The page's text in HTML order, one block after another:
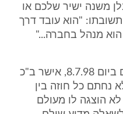
משנה ישיר שלכם או
"הוא עובד דרך
מנהל בחברה..."
במסגרת דיון בהשגה שהתקיים ביום 8.7.98, אישר ב"כ
נחתם כל חוזה בין
הוצגה לו מעולם